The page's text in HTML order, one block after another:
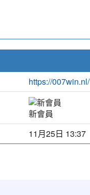
https://007win.nl/
新會員
11月25日 13:37